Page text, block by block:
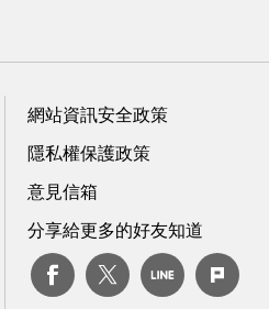
網站資訊安全政策
隱私權保護政策
意見信箱
分享給更多的好友知道